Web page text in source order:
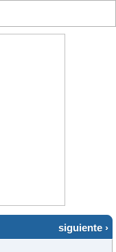
siguiente ›